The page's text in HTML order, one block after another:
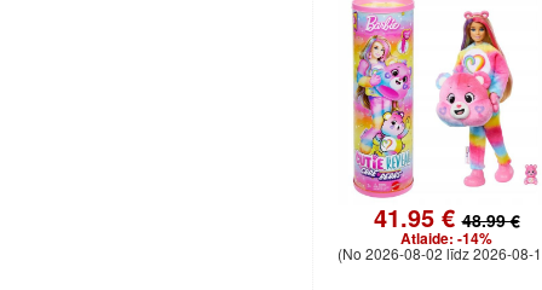
41.95 €48.99 €
Atlaide: -14%
(No 2026-08-02 līdz 2026-08-